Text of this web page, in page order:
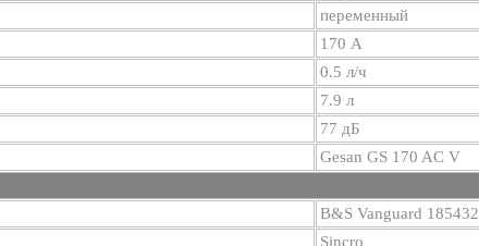
переменный
170 А
0.5 л/ч
7.9 л
77 дБ
Gesan GS 170 AC V
B&S Vanguard 185432
Sincro